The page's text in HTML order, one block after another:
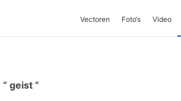
Vectoren Foto‘s Video
geist